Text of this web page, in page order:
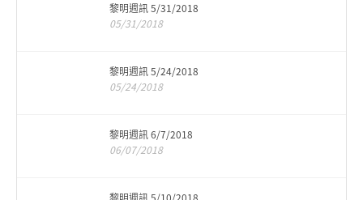
黎明週訊 5/31/2018
05/31/2018
黎明週訊 5/24/2018
05/24/2018
黎明週訊 6/7/2018
06/07/2018